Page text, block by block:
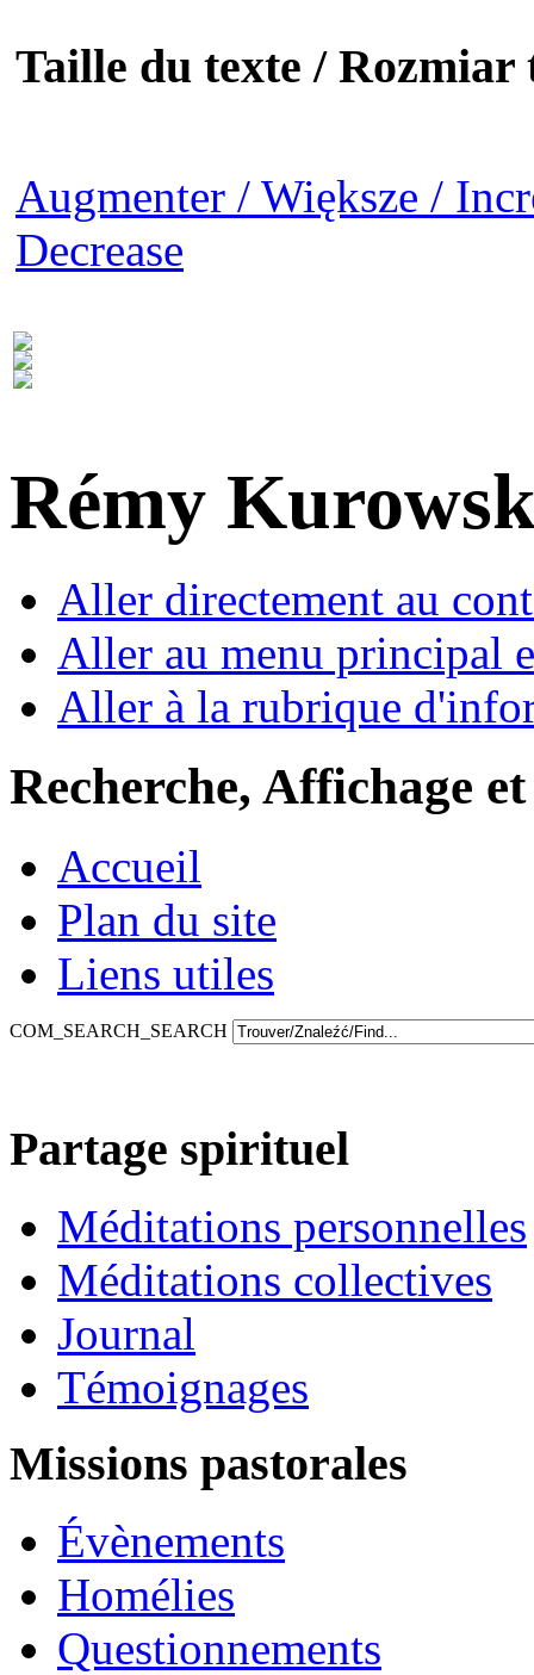
Taille du texte / Rozmiar
Augmenter / Większe /
Decrease
Rémy
Aller directement au
Aller au menu principal
Aller à la rubrique
Recherche, Affichage
Accueil
Plan du site
Liens utiles
COM_SEARCH_SEARCH
Partage spirituel
Méditations personnelles
Méditations collectives
Journal
Témoignages
Missions pastorales
Évènements
Homélies
Questionnements